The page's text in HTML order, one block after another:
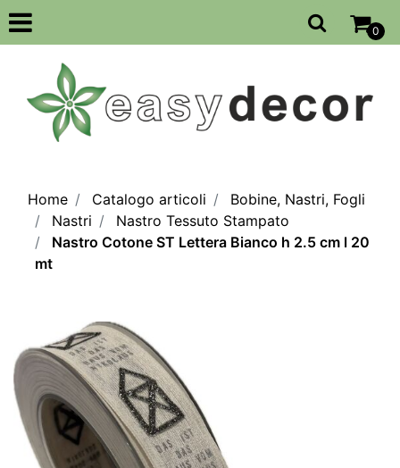
Open
0
Home Catalogo articoli
Bobine, Nastri, Fogli
Nastri
Nastro Tessuto Stampato
Nastro Cotone ST Lettera Bianco h 2.5 cm l 20
mt